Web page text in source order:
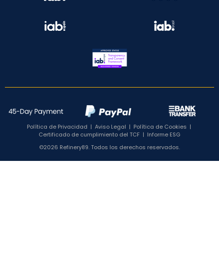
Política de Privacidad | Aviso Legal | Política de Cookies |
Certificado de cumplimiento del TCF | Informe ESG
©2026 Refinery89. Todos los derechos reservados.